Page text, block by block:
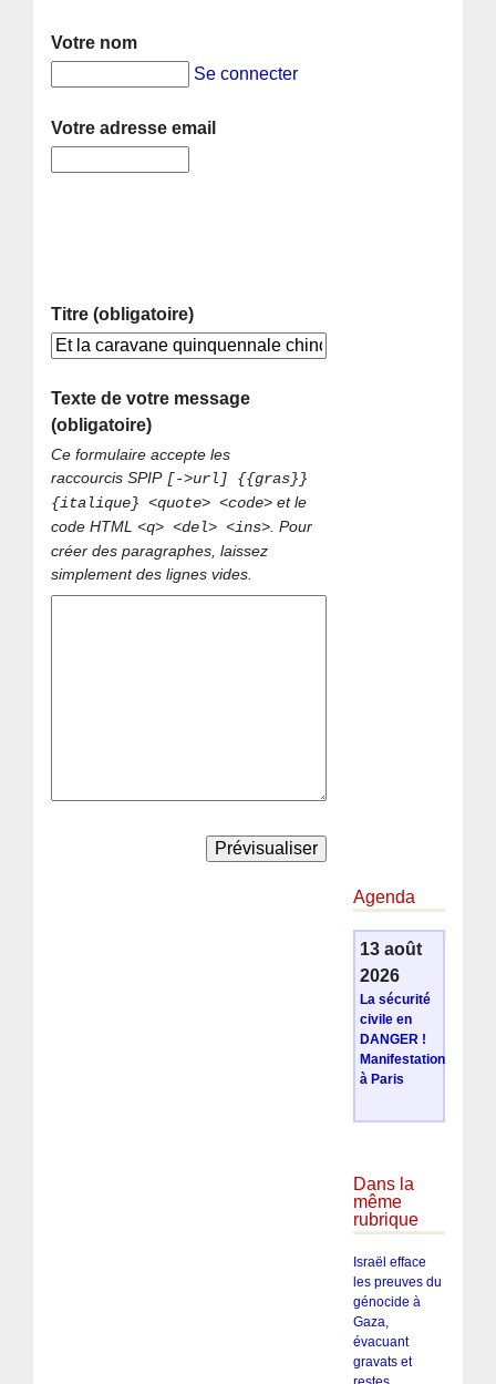
Votre nom
Se connecter
Votre adresse email
Titre (obligatoire)
Texte de votre message
(obligatoire)
Ce formulaire accepte les
raccourcis SPIP [->url] {{gras}}
{italique} <quote> <code> et le
code HTML<q> <del> <ins>. Pour
créer des paragraphes, laissez
simplement des lignes vides.
Agenda
13 août
2026
La sécurité
civile en
DANGER !
Manifestation
à Paris
Dans la
même
rubrique
Israël efface
les preuves du
génocide à
Gaza,
évacuant
gravats et